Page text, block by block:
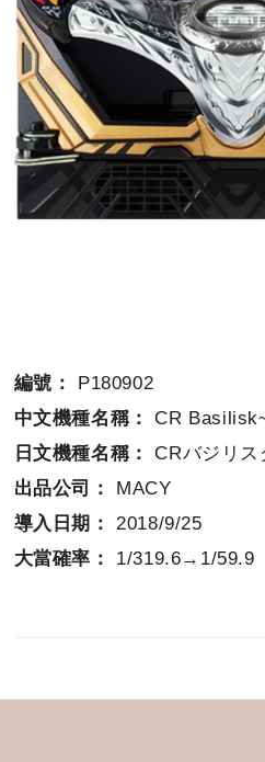
編號：
P180902
中文機種名稱：CR
日文機種名稱：CRバジリ
出品公司： MACY
導入日期：2018/9/25
大當確率： 1/319.6→1/59.9